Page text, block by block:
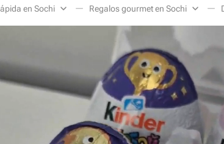
en Sochi Regalos gourmet en Sochi